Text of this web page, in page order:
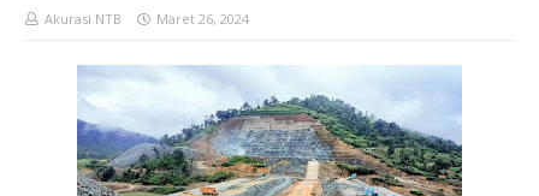
Akurasi NTB Maret 26, 2024